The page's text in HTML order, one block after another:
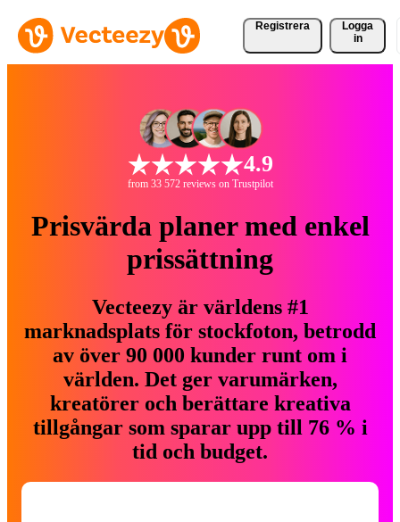
Registrera
Logga
in
4.9
from 33 572 reviews on Trustpilot
Prisvärda planer med enkel
prissättning
Vecteezy är världens #1
marknadsplats för stockfoton, betrodd
av över 90 000 kunder runt om i
världen. Det ger varumärken,
kreatörer och berättare kreativa
tillgångar som sparar upp till 76 % i
tid och budget.